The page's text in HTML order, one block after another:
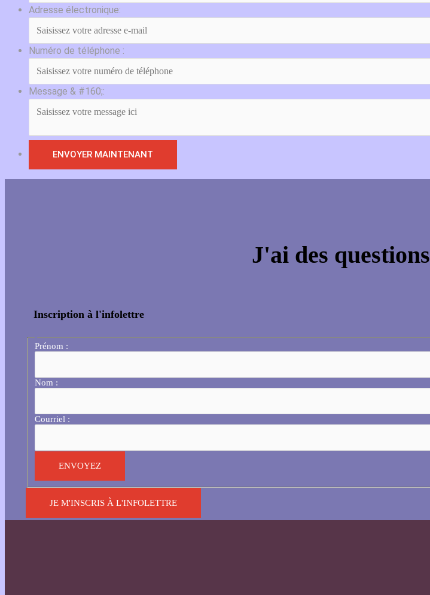
Adresse électronique:
Numéro de téléphone :
Message & #160;:
J'ai des questions
Inscription à l'infolettre
Prénom :
Nom :
Courriel :
JE M'INSCRIS À L'INFOLETTRE